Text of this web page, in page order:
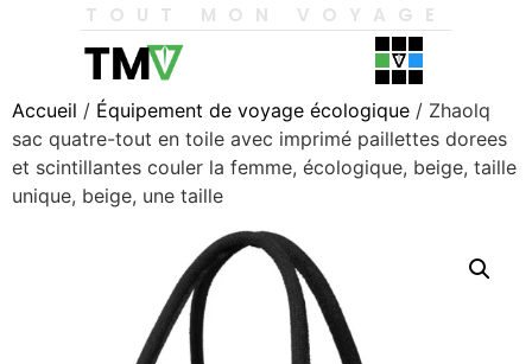
TOUT MON VOYAGE
Accueil / Équipement de voyage écologique / Zhaolq
sac quatre-tout en toile avec imprimé paillettes dorees
et scintillantes couler la femme, écologique, beige, taille
unique, beige, une taille